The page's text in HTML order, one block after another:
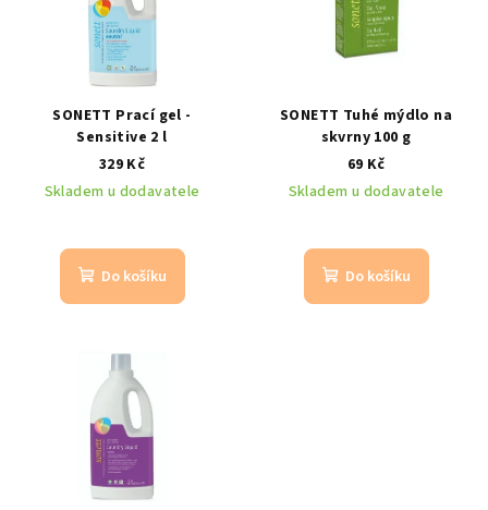
SONETT Prací gel -
Sensitive 2 l
329 Kč
Skladem u dodavatele
Do košíku
SONETT Tuhé mýdlo na
skvrny 100 g
69 Kč
Skladem u dodavatele
Do košíku